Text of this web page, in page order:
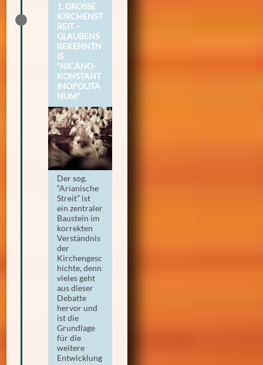
1. GROSSE K
IRCHENSTR
EIT – G
LAUBENSB
EKENNTNI
S “
NICÄNO-K
ONSTANTI
NOPOLITAN
UM”
Der sog.
“Arianische
Streit” ist
ein zentraler
Baustein im
korrekten
Verständnis
der
Kirchengesc
hichte, denn
vieles geht
aus dieser
Debatte
hervor und
ist die
Grundlage
für die
weitere
Entwicklung